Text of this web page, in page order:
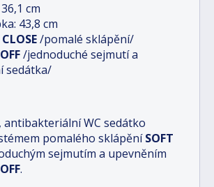
cm
43,8 cm
/pomalé sklápění/
/jednoduché sejmutí a
sedátka/
WC sedátko
pomalého sklápěníSOFT
sejmutím a upevněním
.